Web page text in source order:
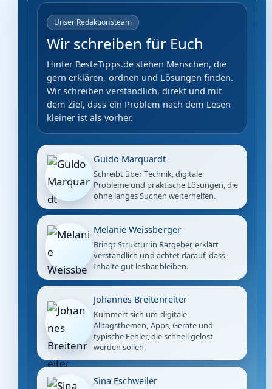
Unser Redaktionsteam
Wir schreiben für Euch
Hinter BesteTipps.de stehen Menschen, die
gern erklären, ordnen und Lösungen finden.
Wir schreiben verständlich, direkt und mit
dem Ziel, dass ein Problem nach dem Lesen
kleiner ist als vorher.
Guido Marquardt
Schreibt über Technik, digitale
Probleme und praktische Lösungen, die
ohne langes Suchen weiterhelfen.
Melanie Weissberger
Bringt Struktur in Ratgeber, erklärt
verständlich und achtet darauf, dass
Inhalte gut lesbar bleiben.
Johannes Breitenreiter
Kümmert sich um digitale
Alltagsthemen, Apps, Geräte und
typische Fehler, die schnell gelöst
werden sollen.
Sina Eschweiler